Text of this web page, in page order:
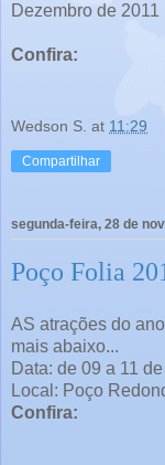
Dezembro de
Confira:
Wedson S. at 11:29
Compartilhar
segunda-feira, 28 de
Poço Folia
AS atrações do
mais abaixo...
Data: de 09 a 11
Local: Poço
Confira: